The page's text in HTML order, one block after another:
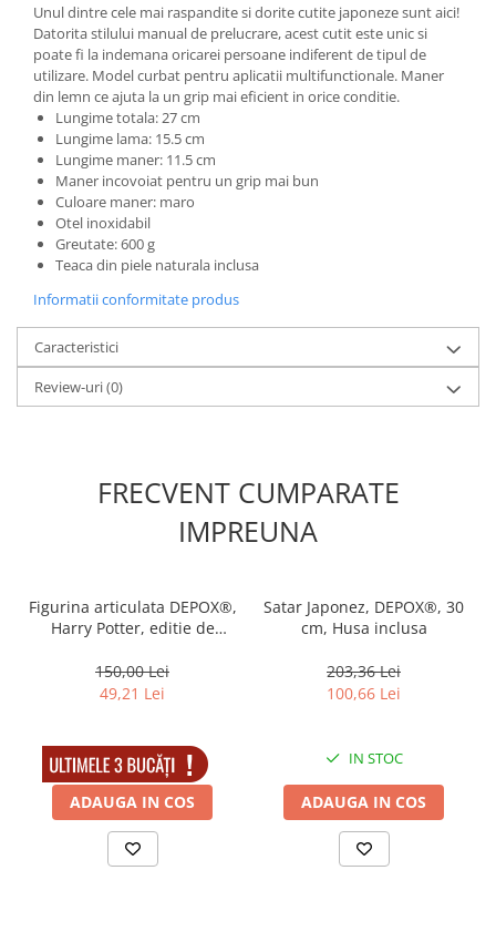
Electrocasnice
Incubatoare oua
Mori cereale si furaje
ELECTRONICE
Baterii telefoane
Baterii si acumulatori
Stative
Cantare electronice comerciale
INSTRUMENTE MUZICALE
Accesorii chitara
Accesorii vioara-viola
Viori
Unul dintre cele mai raspandite si dorite cutite japoneze sunt aici!
Datorita stilului manual de prelucrare, acest cutit este unic si
poate fi la indemana oricarei persoane indiferent de tipul de
utilizare. Model curbat pentru aplicatii multifunctionale. Maner
din lemn ce ajuta la un grip mai eficient in orice conditie.
Lungime totala: 27 cm
Lungime lama: 15.5 cm
Lungime maner: 11.5 cm
Maner incovoiat pentru un grip mai bun
Culoare maner: maro
Otel inoxidabil
Greutate: 600 g
Teaca din piele naturala inclusa
Informatii conformitate produs
Caracteristici
Review-uri(0)
FRECVENT CUMPARATE
IMPREUNA
Figurina articulata DEPOX®,
Harry Potter, editie de
150,00 Lei
49,21 Lei
IN STOC
ADAUGA IN COS
Satar Japonez, DEPOX®, 30
cm, Husa inclusa
203,36 Lei
100,66 Lei
IN STOC
ADAUGA IN COS